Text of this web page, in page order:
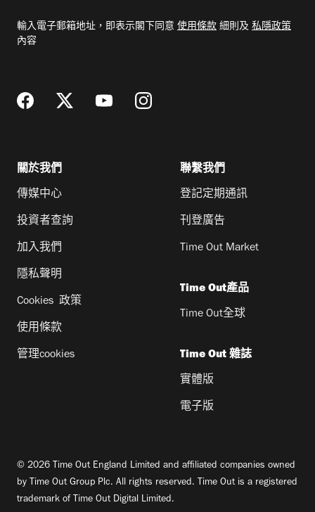
郵
輸入電子郵箱地址，即表示閣下同意 使用條款 細則及 私隱政策
內容
關於我們
傳媒中心
投資者查詢
加入我們
隱私聲明
Cookies 政策
使用條款
管理cookies
聯繫我們
登記定期通訊
刊登廣告
Time Out Market
Time Out產品
Time Out全球
Time Out 雜誌
實體版
電子版
© 2026 Time Out England Limited and affiliated companies owned
by Time Out Group Plc. All rights reserved. Time Out is a registered
trademark of Time Out Digital Limited.